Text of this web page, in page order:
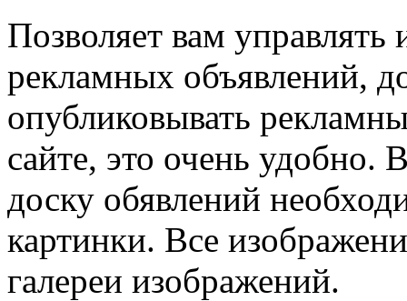
Позволяет вам управлять
рекламных объявлений,
опубликовывать
сайте, это очень удобно.
доску обявлений
картинки. Все
галереи изображений.